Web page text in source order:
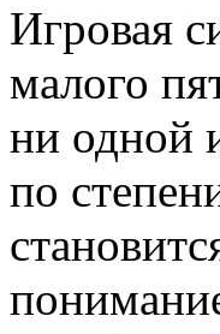
Игровая
малого
ни одной
по